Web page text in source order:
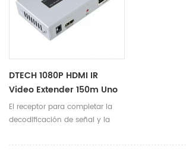
DTECH 1080P HDMI IR
Video Extender 150m Uno
A Muchos RX Hdmi
Receptor Sobre IP
El receptor para completar la
decodificación de señal y la
de transmisión para cable